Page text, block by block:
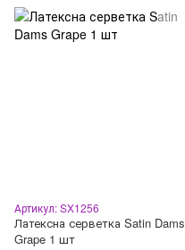
Артикул: SX1256
Латексна серветка Satin Dams
Grape 1 шт